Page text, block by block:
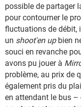
possible de partager
pour contourner le
fluctuations de débit,
un shoot'en upbien
souci en revanche
avons pu jouer à
problème, au prix de
également pris du
en attendant le bus